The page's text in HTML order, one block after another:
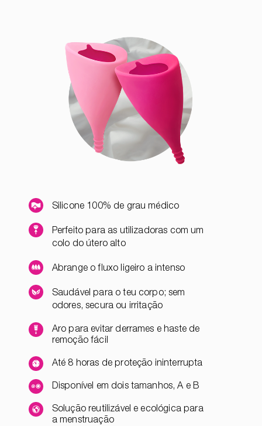
Silicone 100% de grau médico
Perfeito para as utilizadoras com um
colo do útero alto
Abrange o fluxo ligeiro a intenso
Saudável para o teu corpo; sem
odores, secura ou irritação
Aro para evitar derrames e haste de
remoção fácil
Até 8 horas de proteção ininterrupta
Disponível em dois tamanhos, A e B
Solução reutilizável e ecológica para
a menstruação